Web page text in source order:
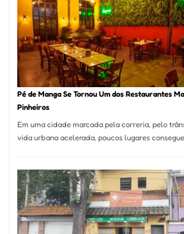
Pé de Manga Se Tornou Um dos Restaurantes
Pinheiros
Em uma cidade marcada pela correria, pelo
vida urbana acelerada, poucos lugares